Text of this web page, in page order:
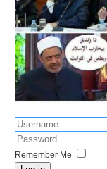
Remember Me